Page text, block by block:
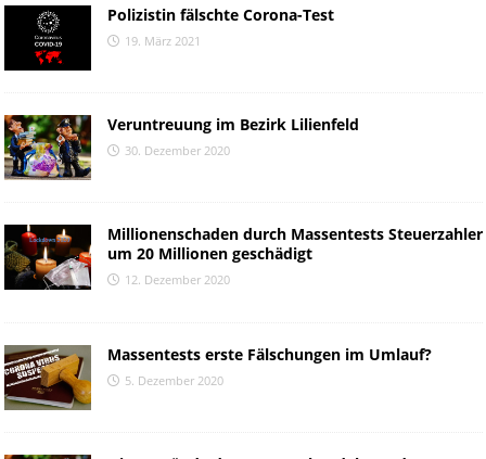
Polizistin fälschte Corona-Test
19. März 2021
Veruntreuung im Bezirk Lilienfeld
30. Dezember 2020
Millionenschaden durch Massentests Steuerzahler
um 20 Millionen geschädigt
12. Dezember 2020
Massentests erste Fälschungen im Umlauf?
5. Dezember 2020